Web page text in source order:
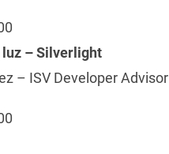
luz – Silverlight
– ISV Developer Advisor